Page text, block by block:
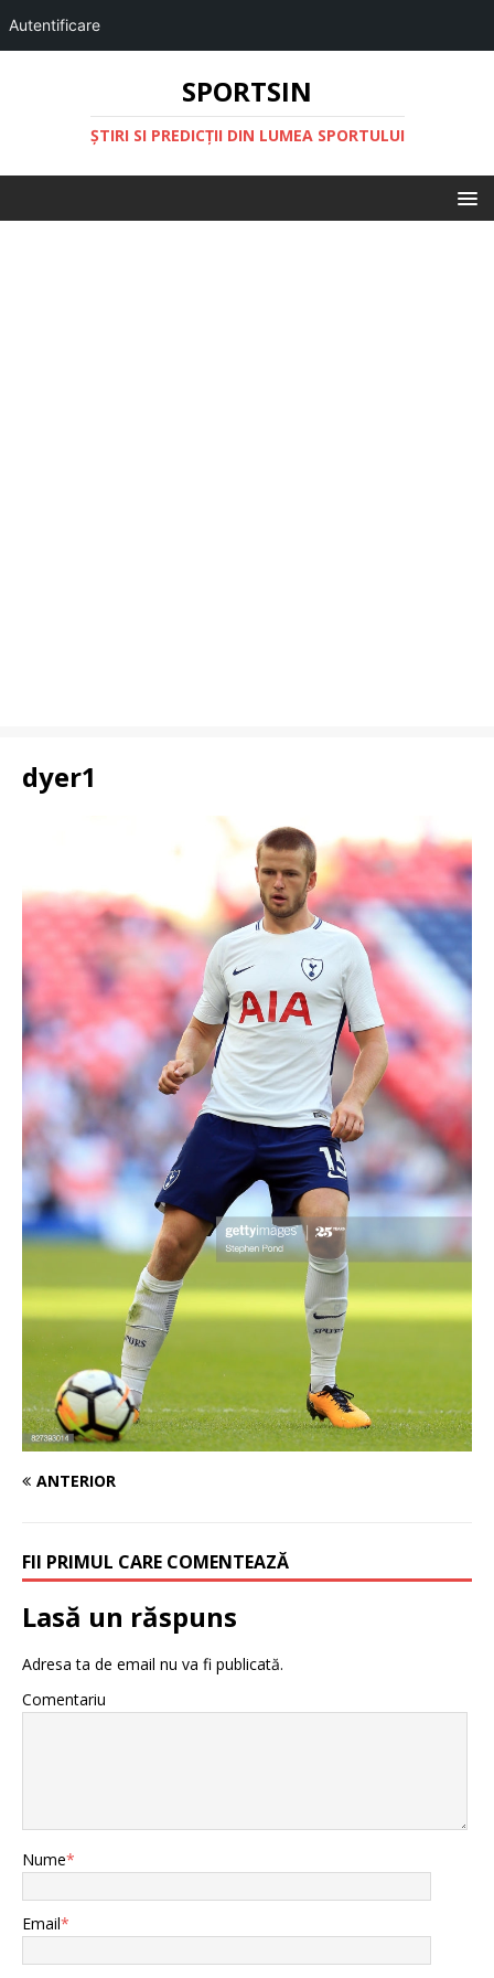
Autentificare
SPORTSIN
ŞTIRI SI PREDICŢII DIN LUMEA SPORTULUI
dyer1
ANTERIOR
FII PRIMUL CARE COMENTEAZĂ
Lasă un răspuns
Adresa ta de email nu va fi publicată.
Comentariu
Nume*
Email*